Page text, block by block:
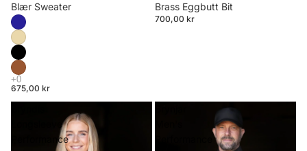
Blær Sweater
675,00 kr
Brass Eggbutt Bit
700,00 kr
Longsleeve
Performance